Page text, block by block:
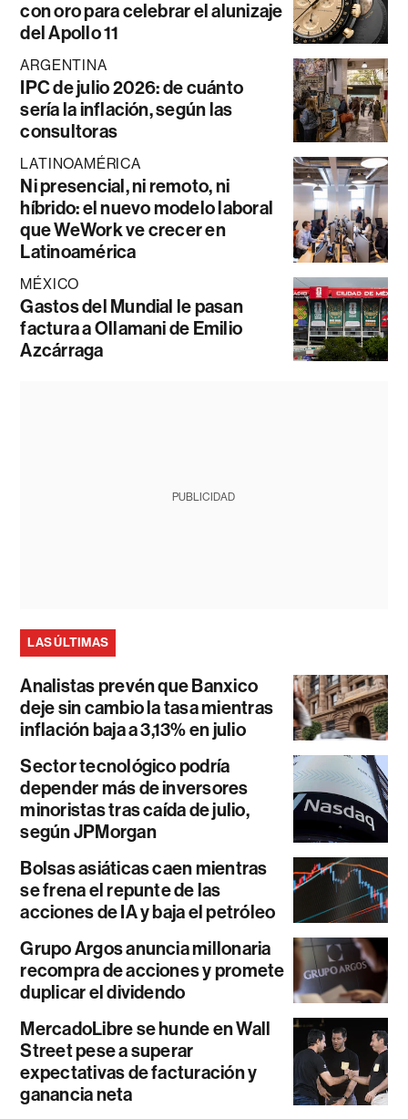
con oro para celebrar el alunizaje
del Apollo 11
ARGENTINA
IPC de julio 2026: de cuánto
sería la inflación, según las
consultoras
LATINOAMÉRICA
Ni presencial, ni remoto, ni
híbrido: el nuevo modelo laboral
que WeWork ve crecer en
Latinoamérica
MÉXICO
Gastos del Mundial le pasan
factura a Ollamani de Emilio
Azcárraga
PUBLICIDAD
LAS ÚLTIMAS
Analistas prevén que Banxico
deje sin cambio la tasa mientras
inflación baja a 3,13% en julio
Sector tecnológico podría
depender más de inversores
minoristas tras caída de julio,
según JPMorgan
Bolsas asiáticas caen mientras
se frena el repunte de las
acciones de IA y baja el petróleo
Grupo Argos anuncia millonaria
recompra de acciones y promete
duplicar el dividendo
MercadoLibre se hunde en Wall
Street pese a superar
expectativas de facturación y
ganancia neta